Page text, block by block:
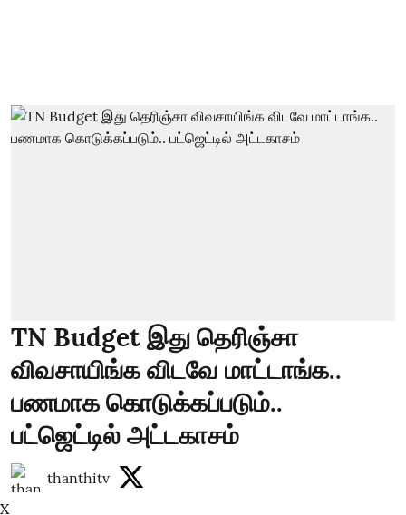
TN Budget இது தெரிஞ்சா
விவசாயிங்க விடவே மாட்டாங்க..
பணமாக கொடுக்கப்படும்..
பட்ஜெட்டில் அட்டகாசம்
thanthitv
X